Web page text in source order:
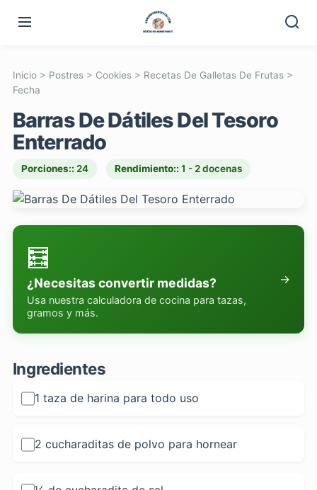
Inicio> Postres> Cookies> Recetas De Galletas De Frutas>
Fecha
Barras De Dátiles Del Tesoro
Enterrado
Porciones:: 24 Rendimiento:: 1 - 2 docenas
🧮
¿Necesitas convertir medidas?
Usa nuestra calculadora de cocina para tazas,
gramos y más.
→
Ingredientes
1 taza de harina para todo uso
2 cucharaditas de polvo para hornear